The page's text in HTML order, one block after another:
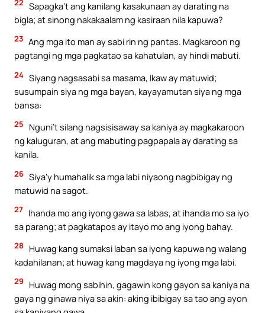
22 Sapagka’t ang kanilang kasakunaan ay darating na
bigla; at sinong nakakaalam ng kasiraan nila kapuwa?
23 Ang mga ito man ay sabi rin ng pantas. Magkaroon ng
pagtangi ng mga pagkatao sa kahatulan, ay hindi mabuti.
24 Siyang nagsasabi sa masama, Ikaw ay matuwid;
susumpain siya ng mga bayan, kayayamutan siya ng mga
bansa:
25
Nguni’t silang nagsisisaway sa kaniya ay magkakaroon
ng kaluguran, at ang mabuting pagpapala ay darating sa
kanila.
26 Siya’y humahalik sa mga labi niyaong nagbibigay ng
matuwid na sagot.
27 Ihanda mo ang iyong gawa sa labas, at ihanda mo sa iyo
sa parang; at pagkatapos ay itayo mo ang iyong bahay.
28
Huwag kang sumaksi laban sa iyong kapuwa ng walang
kadahilanan; at huwag kang magdaya ng iyong mga labi.
29
Huwag mong sabihin, gagawin kong gayon sa kaniya na
gaya ng ginawa niya sa akin: aking ibibigay sa tao ang ayon